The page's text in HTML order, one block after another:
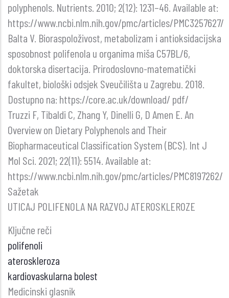
polyphenols. Nutrients. 2010; 2(12): 1231–46. Available at:
https://www.ncbi.nlm.nih.gov/pmc/articles/PMC3257627/
Balta V. Bioraspoloživost, metabolizam i antioksidacijska
sposobnost polifenola u organima miša C57BL/6,
doktorska disertacija. Prirodoslovno-matematički
fakultet, biološki odsjek Sveučilišta u Zagrebu. 2018.
Dostupno na: https://core.ac.uk/download/ pdf/
Truzzi F, Tibaldi C, Zhang Y, Dinelli G, D Amen E. An
Overview on Dietary Polyphenols and Their
Biopharmaceutical Classification System (BCS). Int J
Mol Sci. 2021; 22(11): 5514. Available at:
https://www.ncbi.nlm.nih.gov/pmc/articles/PMC8197262/
Sažetak
UTICAJ POLIFENOLA NA RAZVOJ ATEROSKLEROZE
Ključne reči
polifenoli
ateroskleroza
kardiovaskularna bolest
Medicinski glasnik